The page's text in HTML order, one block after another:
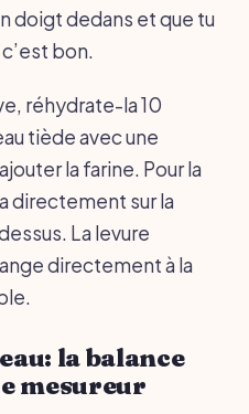
doigt dedans et que tu
bon.
réhydrate-la 10
tiède avec une
la farine. Pour la
directement sur la
La levure
directement à la
la balance
mesureur